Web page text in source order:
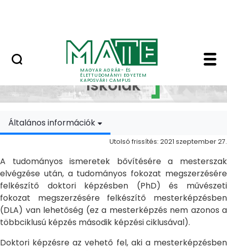
MAGYAR AGRÁR- ÉS
ÉLETTUDOMÁNYI EGYETEM
KAPOSVÁRI CAMPUS
Doktori Iskolák -
Doktori
Iskolák
Általános információk
Utolsó frissítés: 2021 szeptember 27.
A tudományos ismeretek bővítésére a mesterszak
elvégzése után, a tudományos fokozat megszerzésére
felkészítő doktori képzésben (PhD) és művészeti
fokozat megszerzésére felkészítő mesterképzésben
(DLA) van lehetőség (ez a mesterképzés nem azonos a
többciklusú képzés második képzési ciklusával).
Doktori képzésre az vehető fel, aki a mesterképzésben